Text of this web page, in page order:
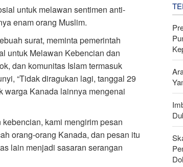
untuk melawan sentimen anti-
enam orang Muslim.
surat, meminta pemerintah
untuk Melawan Kebencian dan
dan komunitas Islam termasuk
“Tidak diragukan lagi, tanggal 29
warga Kanada lainnya mengenai
kami mengirim pesan
orang-orang Kanada, dan pesan itu
lain menjadi sasaran serangan